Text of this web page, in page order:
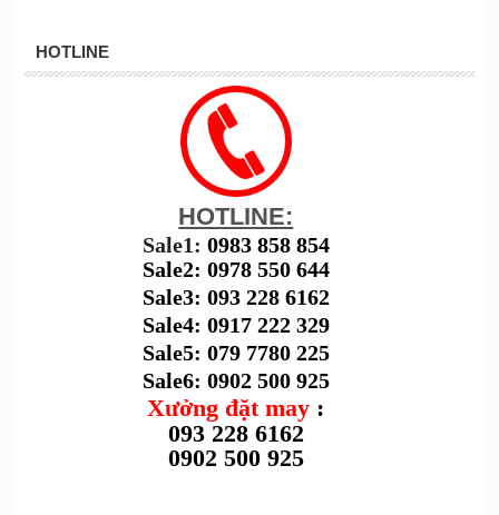
HOTLINE
HOTLINE:
Sale1: 0983 858 854
Sale2: 0978 550 644
Sale3: 093 228 6162
Sale4: 0917 222 329
Sale5: 079 7780 225
Sale6: 0902 500 925
Xưởng đặt may :
093 228 6162
0902 500 925